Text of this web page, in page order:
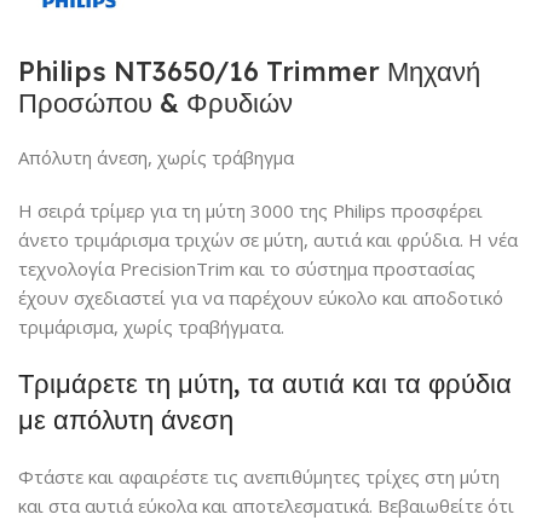
Philips NT3650/16 Trimmer Μηχανή
Προσώπου & Φρυδιών
Απόλυτη άνεση, χωρίς τράβηγμα
Η σειρά τρίμερ για τη μύτη 3000 της Philips προσφέρει
άνετο τριμάρισμα τριχών σε μύτη, αυτιά και φρύδια. Η νέα
τεχνολογία PrecisionTrim και το σύστημα προστασίας
έχουν σχεδιαστεί για να παρέχουν εύκολο και αποδοτικό
τριμάρισμα, χωρίς τραβήγματα.
Τριμάρετε τη μύτη, τα αυτιά και τα φρύδια
με απόλυτη άνεση
Φτάστε και αφαιρέστε τις ανεπιθύμητες τρίχες στη μύτη
και στα αυτιά εύκολα και αποτελεσματικά. Βεβαιωθείτε ότι